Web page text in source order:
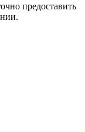
предоставить